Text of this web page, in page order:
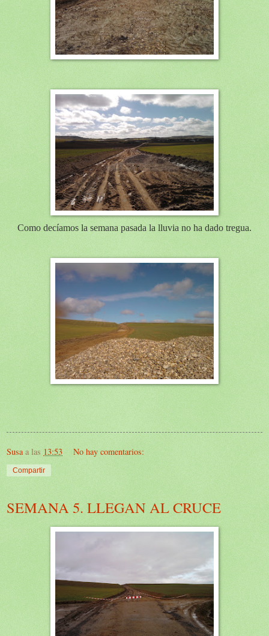
Como decíamos la semana pasada la lluvia no ha dado tregua.
Susa a las 13:53 No hay comentarios:
Compartir
SEMANA 5. LLEGAN AL CRUCE